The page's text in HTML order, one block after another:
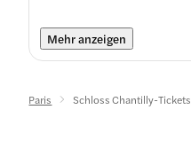
Mehr anzeigen
Paris Schloss Chantilly-Tickets